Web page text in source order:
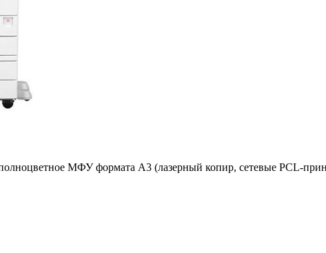
МФУ формата А3 (лазерный копир, сетевые PCL-